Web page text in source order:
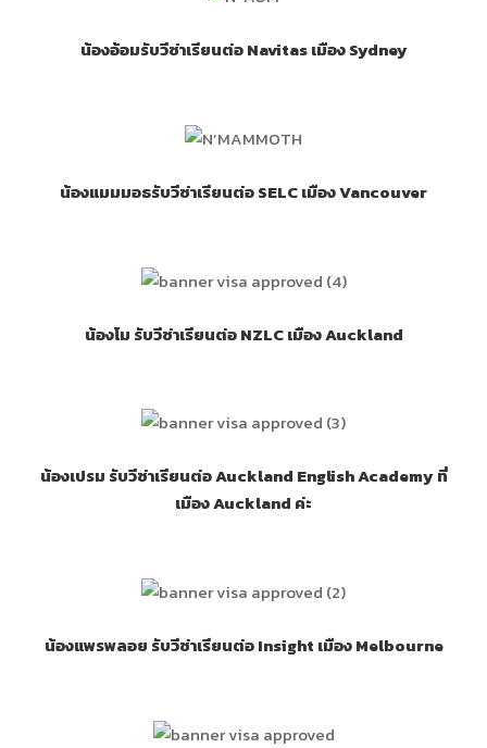
น้องอ้อมรับวีซ่าเรียนต่อ Navitas เมือง Sydney
น้องแมมมอธรับวีซ่าเรียนต่อ SELC เมือง Vancouver
น้องโม รับวีซ่าเรียนต่อ NZLC เมือง Auckland
น้องเปรม รับวีซ่าเรียนต่อ Auckland English Academy ที่
เมือง Auckland ค่ะ
น้องแพรพลอย รับวีซ่าเรียนต่อ Insight เมือง Melbourne